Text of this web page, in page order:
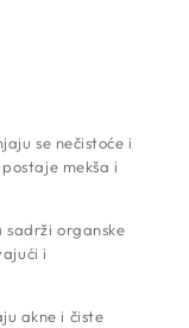
Lica
75ml
se nečistoće i
mekša i
sadrži organske
i
akne i čiste